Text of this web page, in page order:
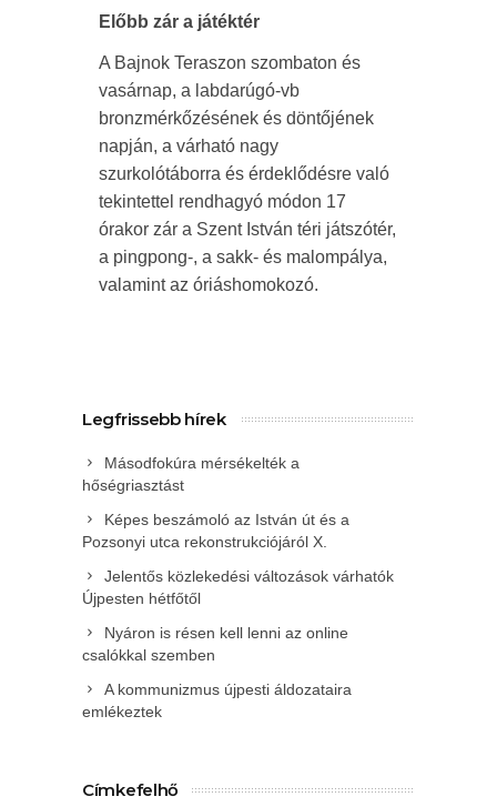
Előbb zár a játéktér
A Bajnok Teraszon szombaton és
vasárnap, a labdarúgó-vb
bronzmérkőzésének és döntőjének
napján, a várható nagy
szurkolótáborra és érdeklődésre való
tekintettel rendhagyó módon 17
órakor zár a Szent István téri játszótér,
a pingpong-, a sakk- és malompálya,
valamint az óriáshomokozó.
Legfrissebb hírek
Másodfokúra mérsékelték a
hőségriasztást
Képes beszámoló az István út és a
Pozsonyi utca rekonstrukciójáról X.
Jelentős közlekedési változások várhatók
Újpesten hétfőtől
Nyáron is résen kell lenni az online
csalókkal szemben
A kommunizmus újpesti áldozataira
emlékeztek
Címkefelhő